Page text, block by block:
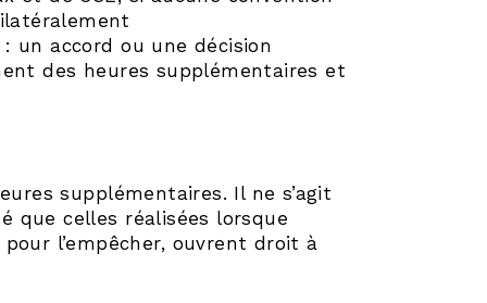
un accord ou une décision
des heures supplémentaires et
supplémentaires. Il ne s’agit
que celles réalisées lorsque
l’empêcher, ouvrent droit à